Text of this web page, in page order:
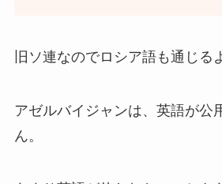
旧ソ連なのでロシア語も通じる
アゼルバイジャンは、英語が公
ん。